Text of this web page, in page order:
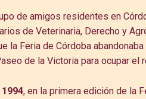
de amigos residentes en
de Veterinaria, Derecho y
la Feria de Córdoba
de la Victoria para ocupar el
1994, en la primera edición de la